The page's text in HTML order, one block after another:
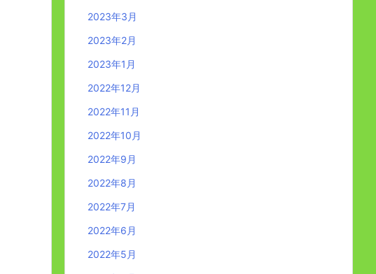
2023年3月
2023年2月
2023年1月
2022年12月
2022年11月
2022年10月
2022年9月
2022年8月
2022年7月
2022年6月
2022年5月